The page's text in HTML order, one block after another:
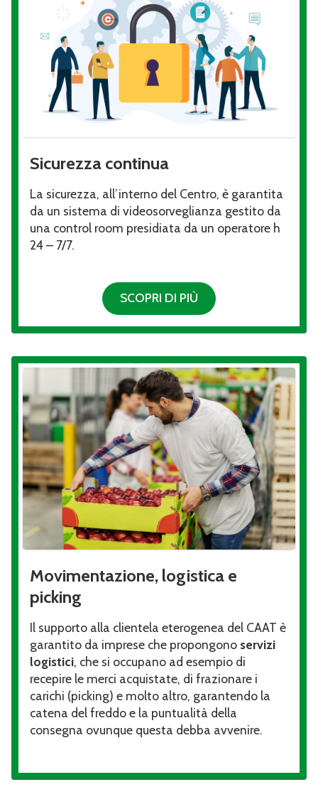
Sicurezza continua
La sicurezza, all’interno del Centro, è garantita
da un sistema di videosorveglianza gestito da
una control room presidiata da un operatore h
24 – 7/7.
SCOPRI DI PIÙ
Movimentazione, logistica e
picking
Il supporto alla clientela eterogenea del CAAT è
garantito da imprese che propongono servizi
logistici, che si occupano ad esempio di
recepire le merci acquistate, di frazionare i
carichi (picking) e molto altro, garantendo la
catena del freddo e la puntualità della
consegna ovunque questa debba avvenire.